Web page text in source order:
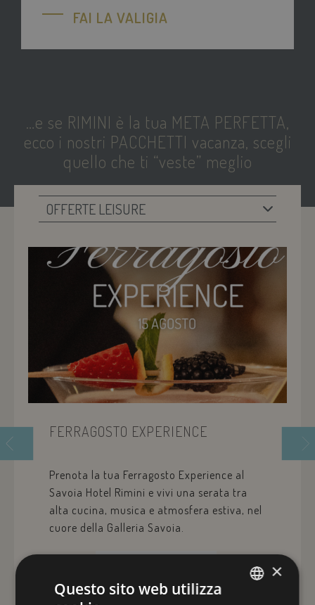
FAI LA VALIGIA
…e se RIMINI è la tua META PERFETTA,
ecco i nostri PACCHETTI vacanza, scegli
quello che ti “veste” meglio
FERRAGOSTO EXPERIENCE
Prenota la tua Ferragosto Experience al
Savoia Hotel Rimini e vivi una serata tra
alta cucina, musica e atmosfera estiva, nel
cuore della Galleria Savoia.
€ 60 ×
Questo sito web utilizza